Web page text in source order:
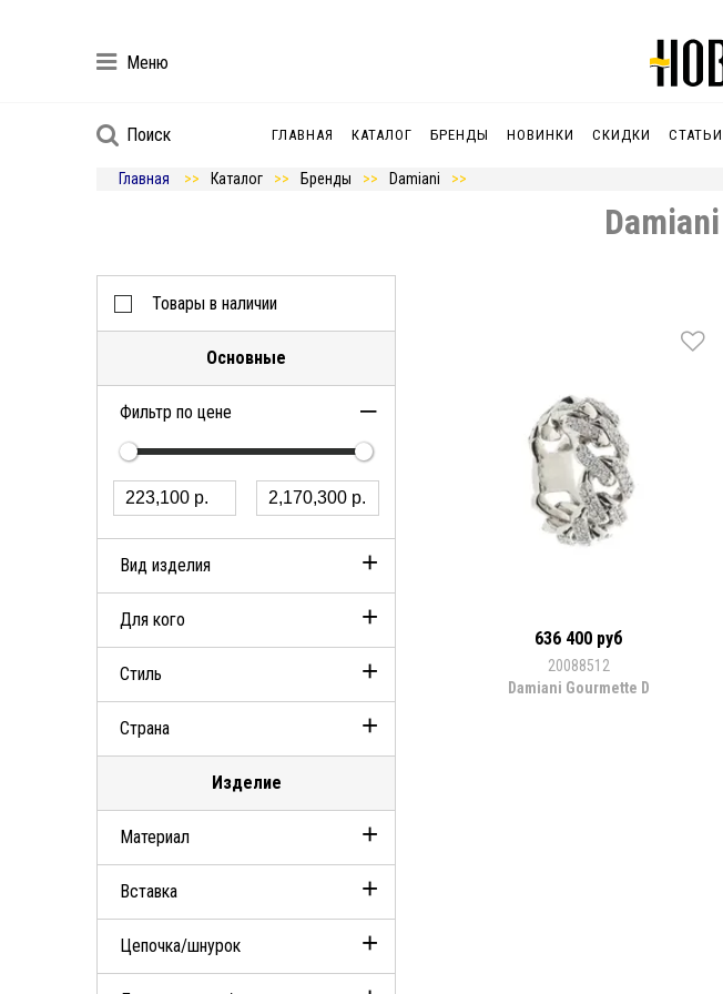
Меню
Поиск ГЛАВНАЯ КАТАЛОГ БРЕНДЫ НОВИНКИ СКИДКИ СТАТЬИ
Главная Каталог Бренды Damiani
Товары в наличии
Основные
Фильтр по цене
Вид изделия
Кольца
Серьги
Колье
Для кого
Женские
Стиль
Classic
Страна
Изделие
Материал
Белое золото 750
Вставка
Бриллианты
Цепочка/шнурок
636 400 руб
20088512
Damiani Gourmette D